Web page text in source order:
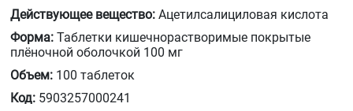
Действующее вещество: Ацетилсалициловая кислота
Форма: Таблетки кишечнорастворимые покрытые
плёночной оболочкой 100 мг
Объем: 100 таблеток
Код: 5903257000241